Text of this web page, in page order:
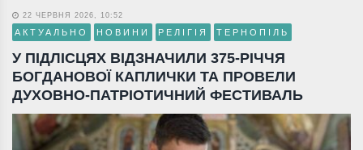
22 ЧЕРВНЯ 2026, 10:52
АКТУАЛЬНО НОВИНИ РЕЛІГІЯ ТЕРНОПІЛЬ
У ПІДЛІСЦЯХ ВІДЗНАЧИЛИ 375-РІЧЧЯ
БОГДАНОВОЇ КАПЛИЧКИ ТА ПРОВЕЛИ
ДУХОВНО-ПАТРІОТИЧНИЙ ФЕСТИВАЛЬ